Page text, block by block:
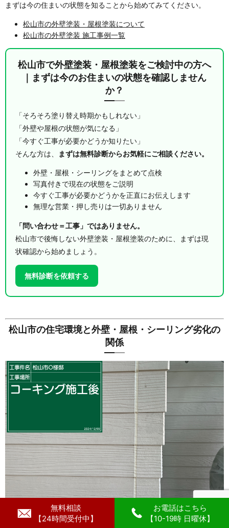
まずは今の住まいの状態を知ることから始めてみてください。
松山市の外壁塗装・屋根塗装について
松山市の外壁塗装 施工事例一覧
松山市で外壁塗装・屋根塗装をご検討中の方へ
｜まずは今のお住まいの状態を確認しません
か？
「そろそろ塗り替え時期かもしれない」
「外壁や屋根の状態が気になる」
「今すぐ工事が必要かどうか知りたい」
そんな方は、
まずは無料診断からお気軽にご相談ください。
外壁・屋根・シーリングをまとめて点検
写真付きで現在の状態をご説明
今すぐ工事が必要かどうかを正直にお伝えします
無理な営業・押し売りは一切ありません
「問い合わせ＝工事」ではありません。
松山市で後悔しない外壁塗装・屋根塗装のために、まずは現
状確認から始めましょう。
無料診断を依頼する
松山市の住宅環境と外壁・屋根・シーリング劣化の
関係
無料相談
【24時間受付中】
お電話はこちら
【10-19時 日曜休】